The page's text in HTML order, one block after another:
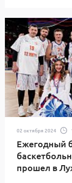
02 октября 2024
Ежегодный
прошел в